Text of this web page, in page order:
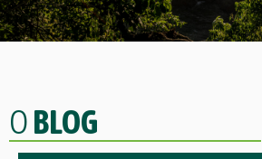
OBLOG